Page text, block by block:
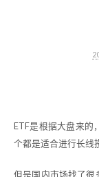
ETF是根据大盘来的
个都是适合进行长线
但是国内市场找了很